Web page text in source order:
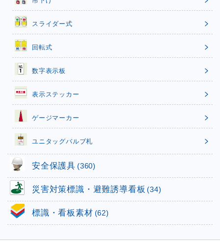
スライダー式
回転式
数字表示板
表示ステッカー
ゲージマーカー
ユニタッグバルブ札
安全保護具 (360)
災害対策標識・避難誘導看板 (34)
標識・看板素材 (62)